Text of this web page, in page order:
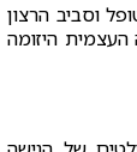
וסביב הרצון
היזומה